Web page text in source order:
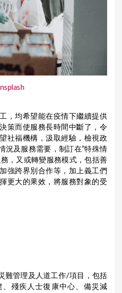
，均希望能在疫情下繼續提供
策而使服務長時間中斷了，令
社福機構，汲取經驗，檢視政
況及服務需要，制訂在”特殊情
，又或轉變服務模式，包括善
強跨界別合作等，加上義工們
更大的果效，將服務對象的受
難管理及人道工作/項目，包括
殘疾人士復康中心、備災減